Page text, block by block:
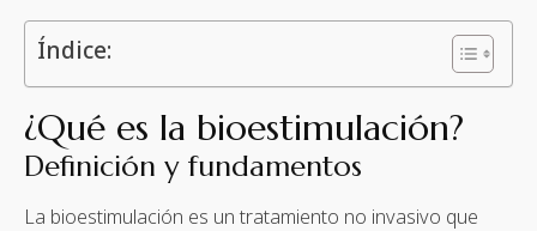
Índice:
¿Qué es la bioestimulación?
Definición y fundamentos
La bioestimulación es un tratamiento no invasivo que